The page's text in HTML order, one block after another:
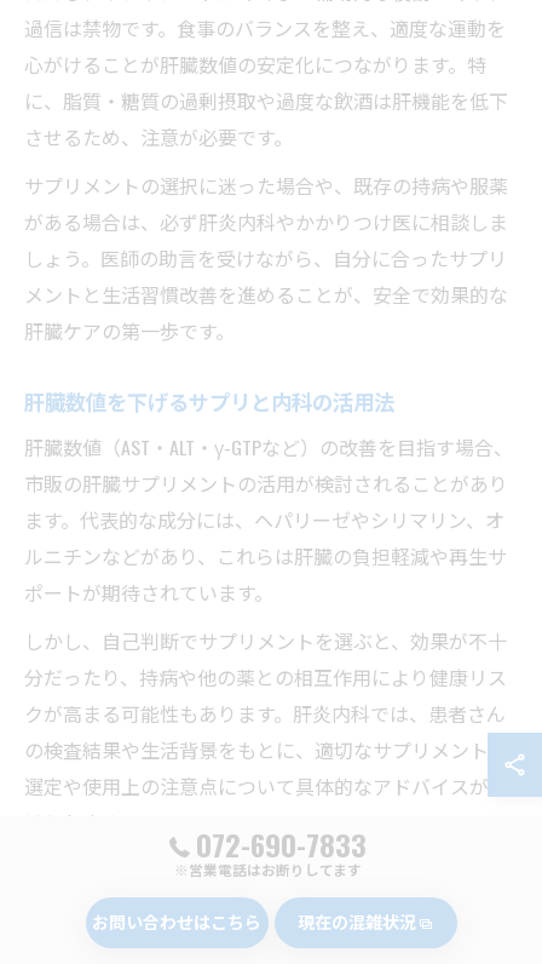
過信は禁物です。食事のバランスを整え、適度な運動を
心がけることが肝臓数値の安定化につながります。特
に、脂質・糖質の過剰摂取や過度な飲酒は肝機能を低下
させるため、注意が必要です。
サプリメントの選択に迷った場合や、既存の持病や服薬
がある場合は、必ず肝炎内科やかかりつけ医に相談しま
しょう。医師の助言を受けながら、自分に合ったサプリ
メントと生活習慣改善を進めることが、安全で効果的な
肝臓ケアの第一歩です。
肝臓数値を下げるサプリと内科の活用法
肝臓数値（AST・ALT・γ-GTPなど）の改善を目指す場合、
市販の肝臓サプリメントの活用が検討されることがあり
ます。代表的な成分には、ヘパリーゼやシリマリン、オ
ルニチンなどがあり、これらは肝臓の負担軽減や再生サ
ポートが期待されています。
しかし、自己判断でサプリメントを選ぶと、効果が不十
分だったり、持病や他の薬との相互作用により健康リス
クが高まる可能性もあります。肝炎内科では、患者さん
の検査結果や生活背景をもとに、適切なサプリメントの
選定や使用上の注意点について具体的なアドバイスが受
けられます。
肝臓数値の変動には個人差があるため、サプリメントの
みでの改善に頼らず、定期的な医療機関でのチェックと
専門医のサポートを併用することが、健やかな肝機能維
072-690-7833
※営業電話はお断りしてます
お問い合わせはこちら 現在の混雑状況